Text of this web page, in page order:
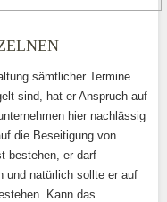
sämtlicher Termine
sind, hat er Anspruch auf
hier nachlässig
die Beseitigung von
bestehen, er darf
und natürlich sollte er auf
Kann das